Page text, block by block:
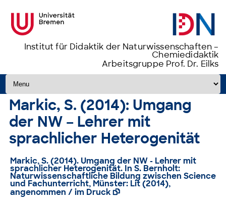
Institut für Didaktik der Naturwissenschaften –
Chemiedidaktik
Arbeitsgruppe Prof. Dr. Eilks
Zum Inhalt springen
Markic, S. (2014): Umgang
der NW – Lehrer mit
sprachlicher Heterogenität
Markic, S. (2014). Umgang der NW - Lehrer mit
sprachlicher Heterogenität. In S. Bernholt:
Naturwissenschaftliche Bildung zwischen Science
und Fachunterricht, Münster: Lit (2014),
angenommen / im Druck 